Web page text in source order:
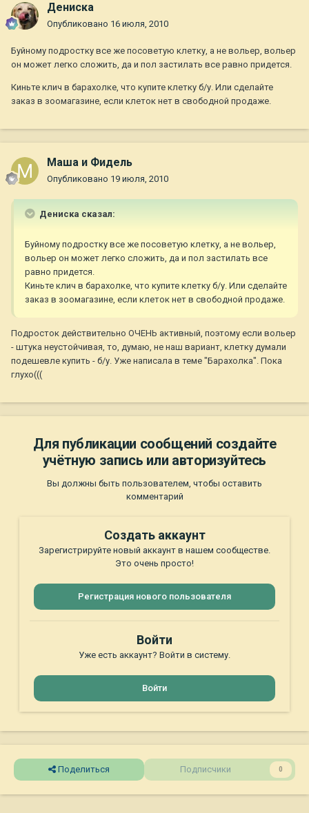
Дениска
Опубликовано 16 июля, 2010
Буйному подростку все же посоветую клетку, а не вольер, вольер
он может легко сложить, да и пол застилать все равно придется.
Киньте клич в барахолке, что купите клетку б/у. Или сделайте
заказ в зоомагазине, если клеток нет в свободной продаже.
Маша и Фидель
Опубликовано 19 июля, 2010
Дениска сказал:
Буйному подростку все же посоветую клетку, а не вольер,
вольер он может легко сложить, да и пол застилать все
равно придется.
Киньте клич в барахолке, что купите клетку б/у. Или сделайте
заказ в зоомагазине, если клеток нет в свободной продаже.
Подросток действительно ОЧЕНЬ активный, поэтому если вольер
- штука неустойчивая, то, думаю, не наш вариант, клетку думали
подешевле купить - б/у. Уже написала в теме "Барахолка". Пока
глухо(((
Для публикации сообщений создайте
учётную запись или авторизуйтесь
Вы должны быть пользователем, чтобы оставить
комментарий
Создать аккаунт
Зарегистрируйте новый аккаунт в нашем сообществе.
Это очень просто!
Регистрация нового пользователя
Войти
Уже есть аккаунт? Войти в систему.
Войти
Поделиться Подписчики 0